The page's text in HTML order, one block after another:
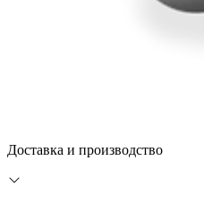
Доставка и производство